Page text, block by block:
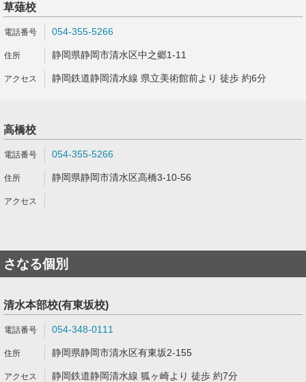
草薙校
054-355-5266
静岡県静岡市清水区中之郷1-11
静岡鉄道静岡清水線 県立美術館前より 徒歩 約6分
高橋校
054-355-5266
静岡県静岡市清水区高橋3-10-56
さなる個別
清水本部校(有東坂校)
054-348-0111
静岡県静岡市清水区有東坂2-155
静岡鉄道静岡清水線 狐ヶ崎より 徒歩 約7分